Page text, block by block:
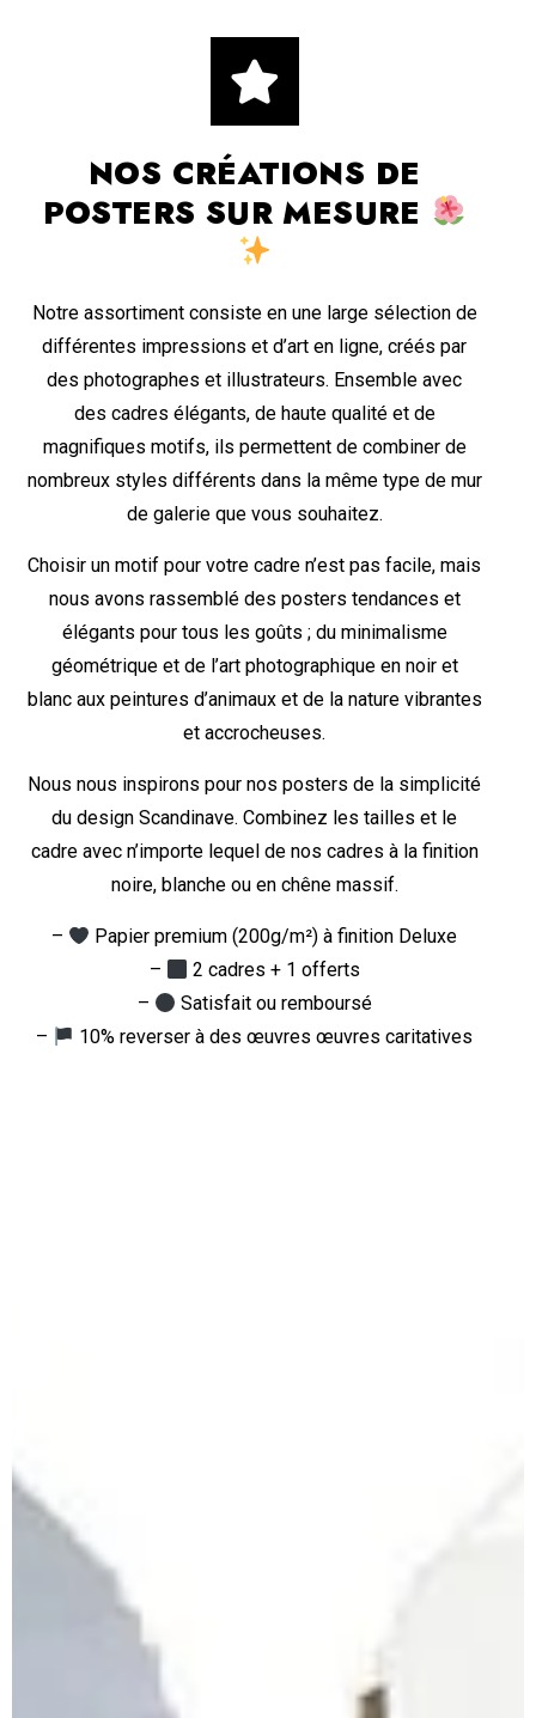
NOS CRÉATIONS DE
POSTERS SUR MESURE
Notre assortiment consiste en une large sélection de
différentes impressions et d’art en ligne, créés par
des photographes et illustrateurs. Ensemble avec
des cadres élégants, de haute qualité et de
magnifiques motifs, ils permettent de combiner de
nombreux styles différents dans la même type de mur
de galerie que vous souhaitez.
Choisir un motif pour votre cadre n’est pas facile, mais
nous avons rassemblé des posters tendances et
élégants pour tous les goûts ; du minimalisme
géométrique et de l’art photographique en noir et
blanc aux peintures d’animaux et de la nature vibrantes
et accrocheuses.
Nous nous inspirons pour nos posters de la simplicité
du design Scandinave. Combinez les tailles et le
cadre avec n’importe lequel de nos cadres à la finition
noire, blanche ou en chêne massif.
–
Papier premium (200g/m²) à finition Deluxe
–
2 cadres + 1 offerts
–
Satisfait ou remboursé
–
10% reverser à des œuvres œuvres caritatives